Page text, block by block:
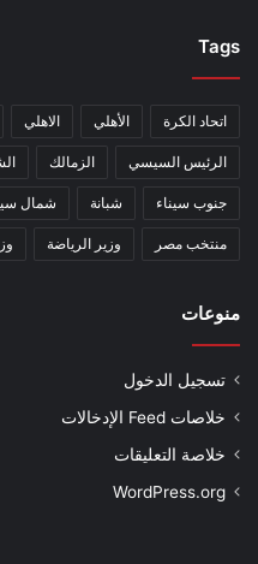
Tags
اتحاد الكرة الأهلي الاهلي
الرئيس السيسي الزمالك
جنوب سيناء شبانة شمال
منتخب مصر وزير الرياضة
منوعات
تسجيل الدخول
خلاصات Feed الإدخالات
خلاصة التعليقات
WordPress.org